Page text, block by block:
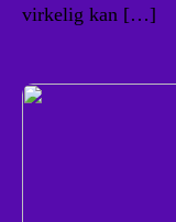
virkelig kan […]